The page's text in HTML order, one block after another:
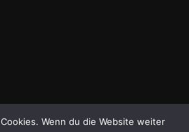
Wenn du die Website weiter